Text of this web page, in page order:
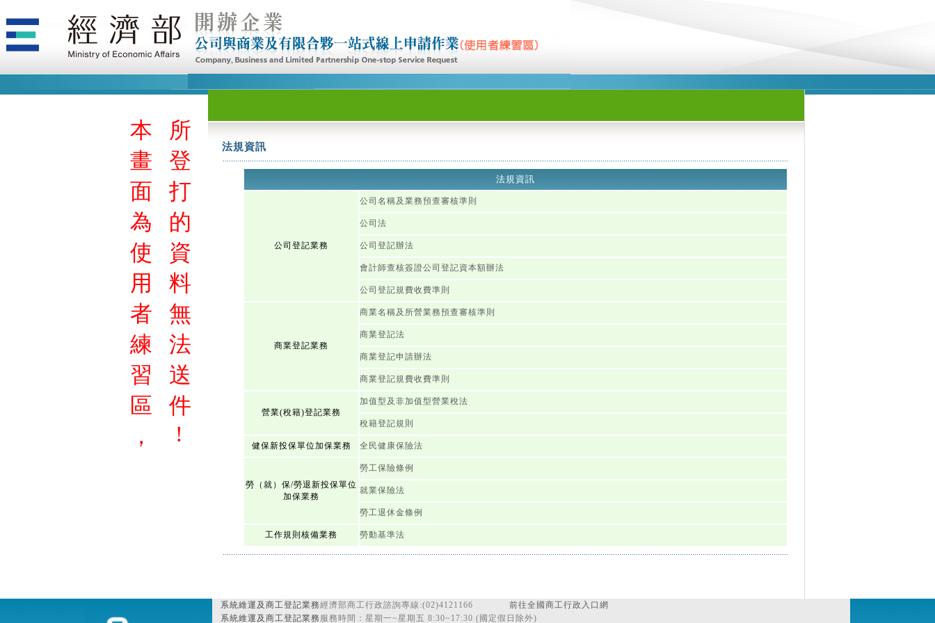
本
畫
面
為
使
用
者
練
習
區
，
所
登
打
的
資
料
無
法
送
件
!
法規資訊
法規資訊
公司登記業務
公司名稱及業務預查審核準則
公司法
公司登記辦法
會計師查核簽證公司登記資本額辦法
公司登記規費收費準則
商業登記業務
商業名稱及所營業務預查審核準則
商業登記法
商業登記申請辦法
商業登記規費收費準則
營業(稅籍)登記業務
加值型及非加值型營業稅法
稅籍登記規則
健保新投保單位加保業務 全民健康保險法
勞（就）保/勞退新投保單位
加保業務
勞工保險條例
就業保險法
勞工退休金條例
工作規則核備業務 勞動基準法
系統維運及商工登記業務經濟部商工行政諮詢專線:(02)4121166 前往全國商工行政入口網
系統維運及商工登記業務 服務時間：星期一~星期五 8:30~17:30 (國定假日除外)